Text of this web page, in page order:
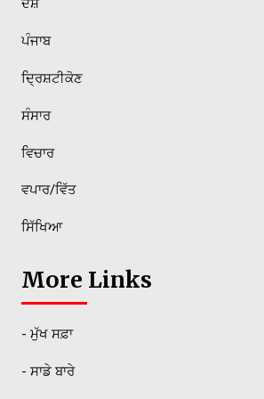
ਪੰਜਾਬ
ਦ੍ਰਿਸ਼ਟੀਕੋਣ
ਸੰਸਾਰ
ਵਿਚਾਰ
ਵਪਾਰ/ਵਿੱਤ
ਸਿੱਖਿਆ
More Links
- ਮੁੱਖ ਸਫ਼ਾ
- ਸਾਡੇ ਬਾਰੇ